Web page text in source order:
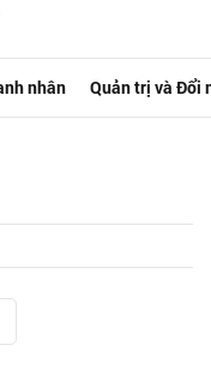
nhân Quản trị và Đổi